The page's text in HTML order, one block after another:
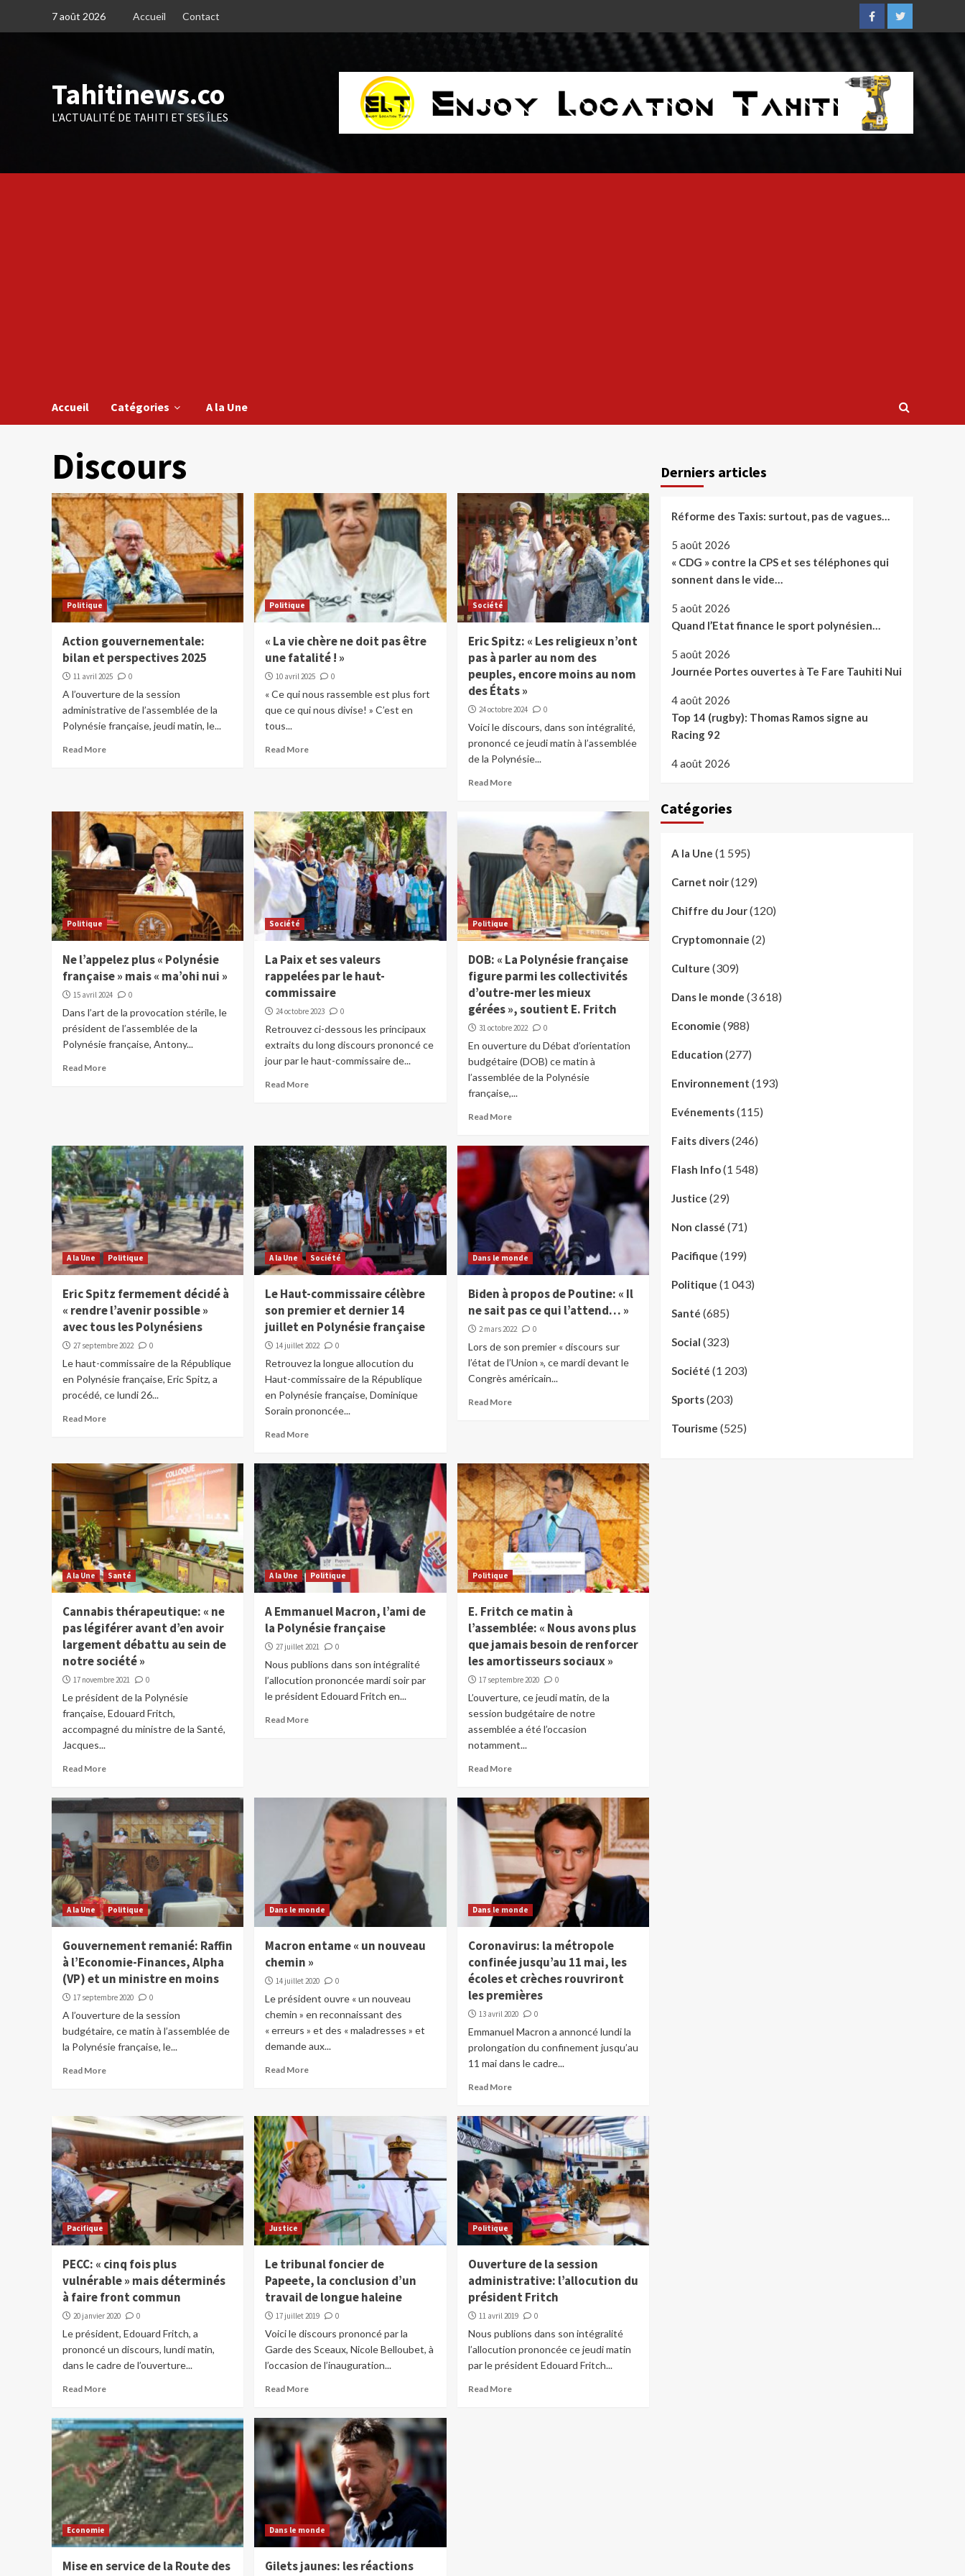
7 août 2026 Accueil Contact
FacebookTwitter
Tahitinews.co
L'ACTUALITÉ DE TAHITI ET SES ÎLES
Accueil Catégories A la Une
Discours
Politique
Action gouvernementale:
bilan et perspectives 2025
11 avril 2025 0
A l’ouverture de la session
administrative de l’assemblée de la
Polynésie française, jeudi matin, le...
Read More
Politique
« La vie chère ne doit pas être
une fatalité ! »
10 avril 2025 0
« Ce qui nous rassemble est plus fort
que ce qui nous divise! » C’est en
tous...
Read More
Société
Eric Spitz: « Les religieux n’ont
pas à parler au nom des
peuples, encore moins au nom
des États »
24 octobre 2024 0
Voici le discours, dans son intégralité,
prononcé ce jeudi matin à l’assemblée
de la Polynésie...
Read More
Politique
Ne l’appelez plus « Polynésie
française » mais « ma’ohi nui »
15 avril 2024 0
Dans l’art de la provocation stérile, le
président de l’assemblée de la
Polynésie française, Antony...
Read More
Société
La Paix et ses valeurs
rappelées par le haut-
commissaire
24 octobre 2023 0
Retrouvez ci-dessous les principaux
extraits du long discours prononcé ce
jour par le haut-commissaire de...
Read More
Politique
DOB: « La Polynésie française
figure parmi les collectivités
d’outre-mer les mieux
gérées », soutient E. Fritch
31 octobre 2022 0
En ouverture du Débat d’orientation
budgétaire (DOB) ce matin à
l’assemblée de la Polynésie
française,...
Read More
A la Une Politique
Eric Spitz fermement décidé à
« rendre l’avenir possible »
avec tous les Polynésiens
27 septembre 2022 0
Le haut-commissaire de la République
en Polynésie française, Eric Spitz, a
procédé, ce lundi 26...
Read More
A la Une Société
Le Haut-commissaire célèbre
son premier et dernier 14
juillet en Polynésie française
14 juillet 2022 0
Retrouvez la longue allocution du
Haut-commissaire de la République
en Polynésie française, Dominique
Sorain prononcée...
Read More
Dans le monde
Biden à propos de Poutine: « Il
ne sait pas ce qui l’attend… »
2 mars 2022 0
Lors de son premier « discours sur
l’état de l’Union », ce mardi devant le
Congrès américain...
Read More
A la Une Santé
Cannabis thérapeutique: « ne
pas légiférer avant d’en avoir
largement débattu au sein de
notre société »
17 novembre 2021 0
Le président de la Polynésie
française, Edouard Fritch,
accompagné du ministre de la Santé,
Jacques...
Read More
A la Une Politique
A Emmanuel Macron, l’ami de
la Polynésie française
27 juillet 2021 0
Nous publions dans son intégralité
l’allocution prononcée mardi soir par
le président Edouard Fritch en...
Read More
Politique
E. Fritch ce matin à
l’assemblée: « Nous avons plus
que jamais besoin de renforcer
les amortisseurs sociaux »
17 septembre 2020 0
L’ouverture, ce jeudi matin, de la
session budgétaire de notre
assemblée a été l’occasion
notamment...
Read More
A la Une Politique
Gouvernement remanié: Raffin
à l’Economie-Finances, Alpha
(VP) et un ministre en moins
17 septembre 2020 0
A l’ouverture de la session
budgétaire, ce matin à l’assemblée de
la Polynésie française, le...
Read More
Dans le monde
Macron entame « un nouveau
chemin »
14 juillet 2020 0
Le président ouvre « un nouveau
chemin » en reconnaissant des
« erreurs » et des « maladresses » et
demande aux...
Read More
Dans le monde
Coronavirus: la métropole
confinée jusqu’au 11 mai, les
écoles et crèches rouvriront
les premières
13 avril 2020 0
Emmanuel Macron a annoncé lundi la
prolongation du confinement jusqu’au
11 mai dans le cadre...
Read More
Pacifique
PECC: « cinq fois plus
vulnérable » mais déterminés
à faire front commun
20 janvier 2020 0
Le président, Edouard Fritch, a
prononcé un discours, lundi matin,
dans le cadre de l’ouverture...
Read More
Justice
Le tribunal foncier de
Papeete, la conclusion d’un
travail de longue haleine
17 juillet 2019 0
Voici le discours prononcé par la
Garde des Sceaux, Nicole Belloubet, à
l’occasion de l’inauguration...
Read More
Politique
Ouverture de la session
administrative: l’allocution du
président Fritch
11 avril 2019 0
Nous publions dans son intégralité
l’allocution prononcée ce jeudi matin
par le président Edouard Fritch...
Read More
Economie
Mise en service de la Route des
Dans le monde
Gilets jaunes: les réactions
Derniers articles
Réforme des Taxis: surtout, pas de vagues…
5 août 2026
« CDG » contre la CPS et ses téléphones qui
sonnent dans le vide…
5 août 2026
Quand l’Etat finance le sport polynésien…
5 août 2026
Journée Portes ouvertes à Te Fare Tauhiti Nui
4 août 2026
Top 14 (rugby): Thomas Ramos signe au
Racing 92
4 août 2026
Catégories
A la Une (1 595)
Carnet noir(129)
Chiffre du Jour(120)
Cryptomonnaie (2)
Culture (309)
Dans le monde (3 618)
Economie (988)
Education (277)
Environnement (193)
Evénements(115)
Faits divers(246)
Flash Info(1 548)
Justice (29)
Non classé (71)
Pacifique (199)
Politique (1 043)
Santé (685)
Social (323)
Société (1 203)
Sports(203)
Tourisme (525)